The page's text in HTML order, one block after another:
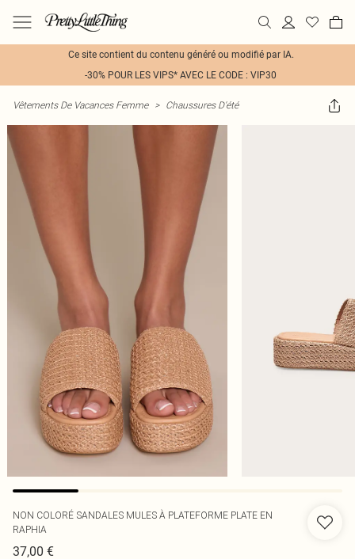
Ce site contient du contenu généré ou modifié par IA.
-30% POUR LES VIPS* AVEC LE CODE : VIP30
Vêtements De Vacances Femme > Chaussures D'été
NON COLORÉ SANDALES MULES À PLATEFORME PLATE EN
RAPHIA
37,00 €